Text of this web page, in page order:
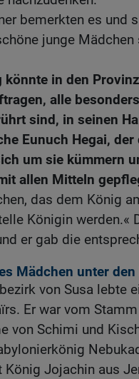
bemerkten es und
junge
könnte in den
alle
sind, in seinen
Eunuch Hegai,
um sie kümmern
allen Mitteln
das dem König
Königin werden.«
er gab die
Mädchen unter
von Susa lebte
Er war vom
von Schimi und
König Jojachin aus